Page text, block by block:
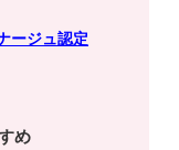
ージュ認定
め